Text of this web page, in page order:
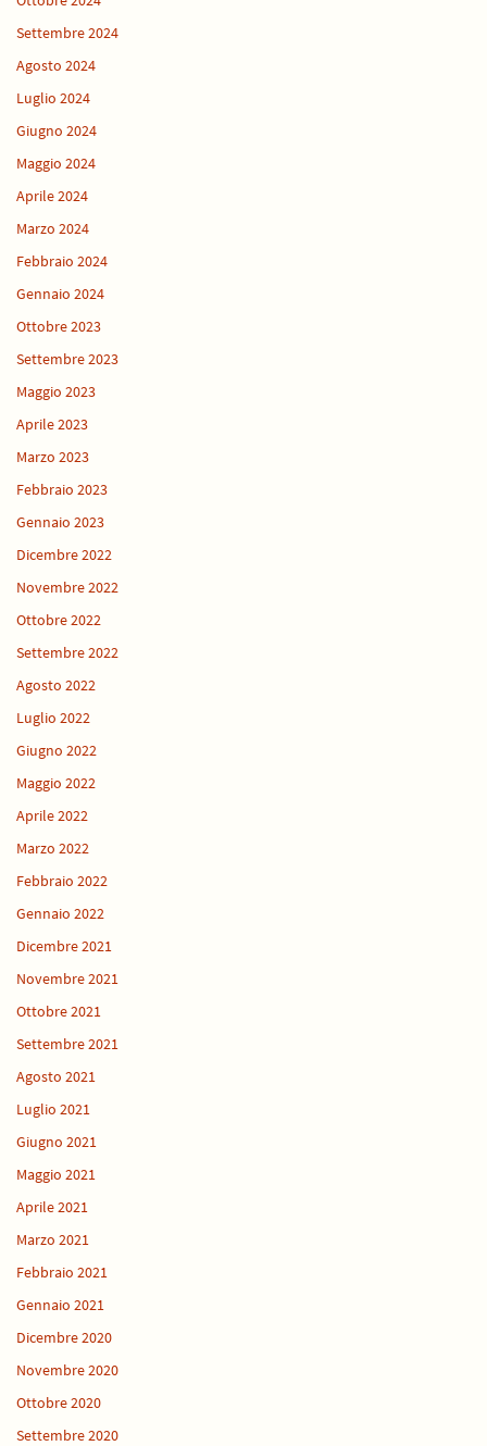
Settembre 2024
Agosto 2024
Luglio 2024
Giugno 2024
Maggio 2024
Aprile 2024
Marzo 2024
Febbraio 2024
Gennaio 2024
Ottobre 2023
Settembre 2023
Maggio 2023
Aprile 2023
Marzo 2023
Febbraio 2023
Gennaio 2023
Dicembre 2022
Novembre 2022
Ottobre 2022
Settembre 2022
Agosto 2022
Luglio 2022
Giugno 2022
Maggio 2022
Aprile 2022
Marzo 2022
Febbraio 2022
Gennaio 2022
Dicembre 2021
Novembre 2021
Ottobre 2021
Settembre 2021
Agosto 2021
Luglio 2021
Giugno 2021
Maggio 2021
Aprile 2021
Marzo 2021
Febbraio 2021
Gennaio 2021
Dicembre 2020
Novembre 2020
Ottobre 2020
Settembre 2020